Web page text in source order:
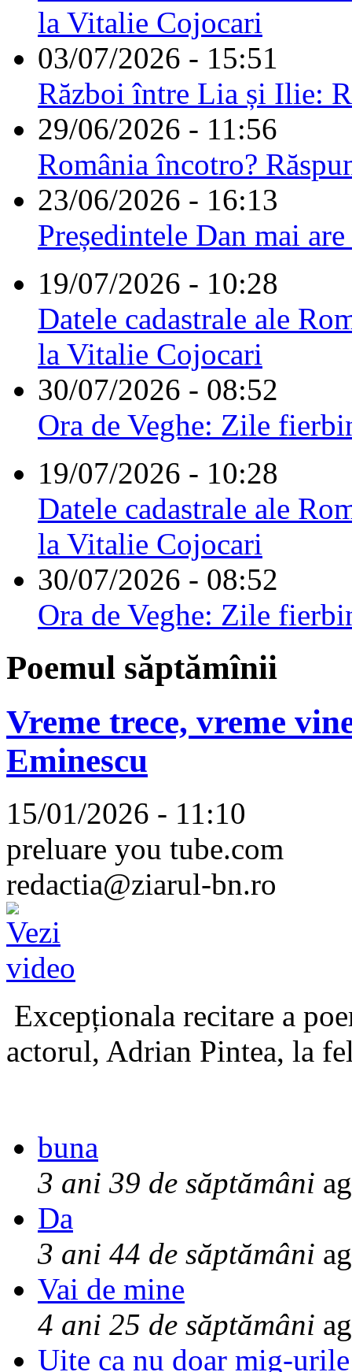
la Vitalie Cojocari
03/07/2026 - 15:51
Război între Lia și Ilie:
29/06/2026 - 11:56
România încotro?
23/06/2026 - 16:13
Președintele Dan mai
19/07/2026 - 10:28
Datele cadastrale ale
la Vitalie Cojocari
30/07/2026 - 08:52
Ora de Veghe: Zile
19/07/2026 - 10:28
Datele cadastrale ale
la Vitalie Cojocari
30/07/2026 - 08:52
Ora de Veghe: Zile
Poemul săptămînii
Vreme trece, vreme
Eminescu
15/01/2026 - 11:10
preluare you tube.com
redactia@ziarul-bn.ro
Excepționala recitare a
actorul, Adrian Pintea, la
buna
3 ani 39 de săptămâni
Da
3 ani 44 de săptămâni
Vai de mine
4 ani 25 de săptămâni
Uite ca nu doar mig-urile